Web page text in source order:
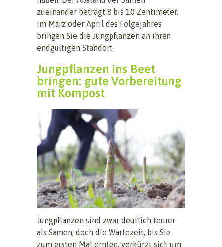
zueinander beträgt 8 bis 10 Zentimeter.
Im März oder April des Folgejahres
bringen Sie die Jungpflanzen an ihren
endgültigen Standort.
Jungpflanzen ins Beet
bringen: gute Vorbereitung
mit Kompost
Jungpflanzen sind zwar deutlich teurer
als Samen, doch die Wartezeit, bis Sie
zum ersten Mal ernten, verkürzt sich um